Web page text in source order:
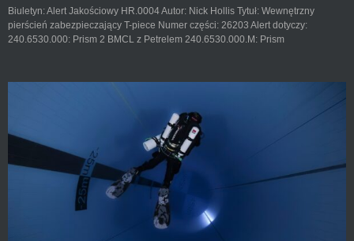
Biuletyn: Alert Jakościowy HR.0004 Autor: Nick Hollis Tytuł: Wewnętrzny
pierścień zabezpieczający T-piece Numer części: 26203 Alert dotyczy:
240.6530.000: Prism 2 BMCL z Petrelem 240.6530.000.M: Prism